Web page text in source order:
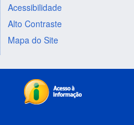
Acessibilidade
Alto Contraste
Mapa do Site